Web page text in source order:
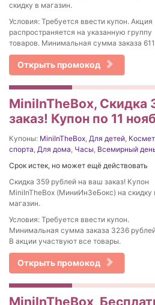
скидку в магазин.
Условия: Требуется ввести купон. Акция
распространяется на указанную группу
товаров. Минимальная сумма заказа
Открыть промокод
MiniInTheBox, Скидка
заказ! Купон по 11
Купоны: MiniInTheBox, Для детей,
спорта, Для дома, Часы, Всемирный
Срок истек, но может ещё действовать
Скидка 359 рублей на ваш заказ! Купон
MiniInTheBox (МиниИнЗеБокс) на скидку
магазин.
Условия: Требуется ввести купон.
Минимальная сумма заказа 3236
В акции участвуют все товары.
Открыть промокод
MiniInTheBox,